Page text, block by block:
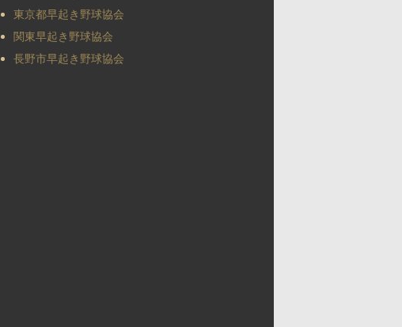
東京都早起き野球協会
関東早起き野球協会
長野市早起き野球協会